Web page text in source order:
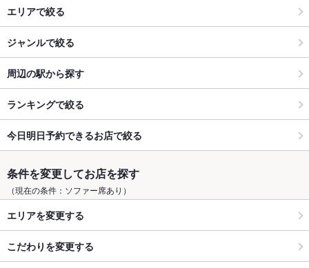
エリアで絞る
ジャンルで絞る
周辺の駅から探す
ランキングで絞る
今日明日予約できるお店で絞る
条件を変更してお店を探す
（現在の条件：ソファー席あり）
エリアを変更する
こだわりを変更する